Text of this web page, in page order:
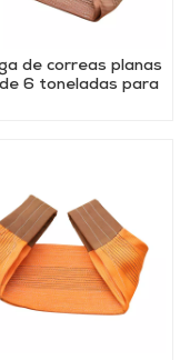
de correas planas
de 6 toneladas para